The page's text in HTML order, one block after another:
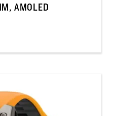
AMOLED